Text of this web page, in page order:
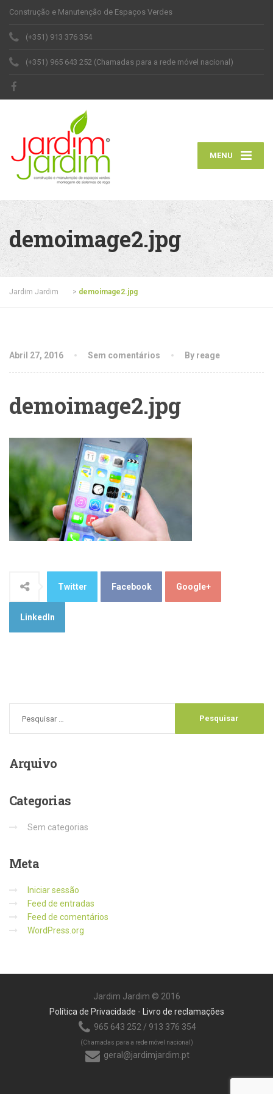
Construção e Manutenção de Espaços Verdes
(+351) 913 376 354
(+351) 965 643 252 (Chamadas para a rede móvel nacional)
MENU
demoimage2.jpg
Jardim Jardim > demoimage2.jpg
Abril 27, 2016 Sem comentários By reage
demoimage2.jpg
Twitter Facebook Google+
LinkedIn
Arquivo
Categorias
Sem categorias
Meta
Iniciar sessão
Feed de entradas
Feed de comentários
WordPress.org
Jardim Jardim © 2016
Política de Privacidade -
Livro de reclamações
965 643 252 / 913 376 354
(Chamadas para a rede móvel nacional)
geral@jardimjardim.pt